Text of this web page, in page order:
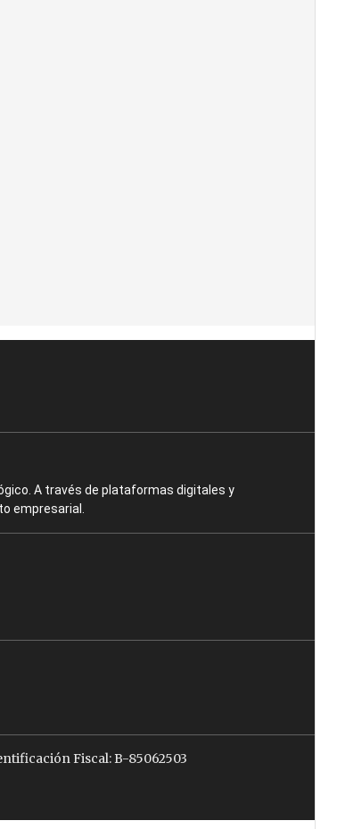
A través de plataformas digitales y
empresarial.
Fiscal: B-85062503